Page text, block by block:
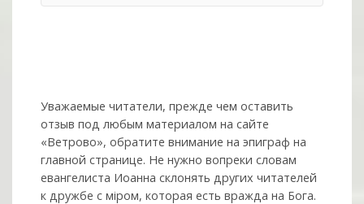
Уважаемые читатели, прежде чем оставить
отзыв под любым материалом на сайте
«Ветрово», обратите внимание на эпиграф на
главной странице. Не нужно вопреки словам
евангелиста Иоанна склонять других читателей
к дружбе с мiром, которая есть вражда на Бога.